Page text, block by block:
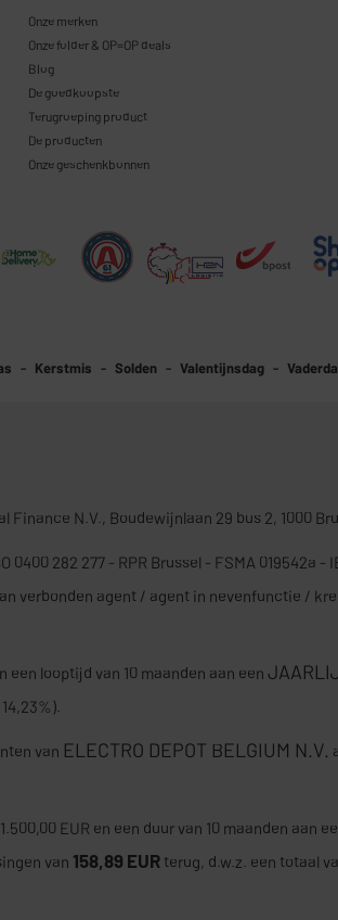
Onze merken
Onze folder & OP=OP deals
Blog
De goedkoopste
Terugroeping product
De producten
Onze geschenkbonnen
Kerstmis Solden Valentijnsdag
N.V., Boudewijnlaan 29 bus 2, 1000
0400 282 277 - RPR Brussel - FSMA 019542a -
verbonden agent / agent in nevenfunctie /
een looptijd van 10 maanden aan een
van ELECTRO DEPOT BELGIUM N.V.
EUR en een duur van 10 maanden aan
van 158,89 EUR terug, d.w.z. een totaal